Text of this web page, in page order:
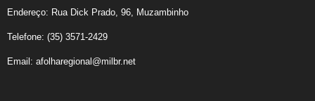
Endereço: Rua Dick Prado, 96, Muzambinho
Telefone: (35) 3571-2429
Email: afolharegional@milbr.net